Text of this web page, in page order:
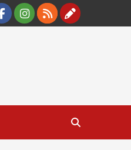
Facebook
Instagram
RSS